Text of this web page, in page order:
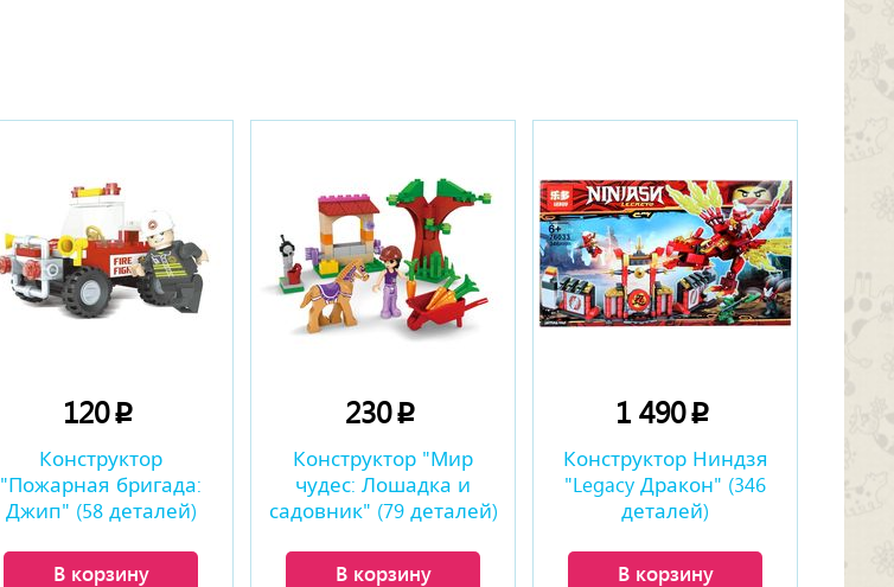
120p
Конструктор
"Пожарная бригада:
Джип" (58 деталей)
В корзину
230p
Конструктор "Мир
чудес: Лошадка и
садовник" (79 деталей)
В корзину
1 490p
Конструктор Ниндзя
"Legacy Дракон" (346
деталей)
В корзину